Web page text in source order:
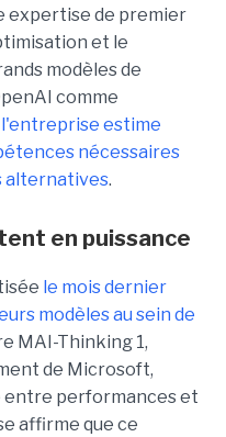
expertise de premier
et le
modèles de
comme
l'entreprise estime
nécessaires
alternatives.
en puissance
le mois dernier
modèles au sein de
MAI-Thinking 1,
de Microsoft,
entre performances et
affirme que ce